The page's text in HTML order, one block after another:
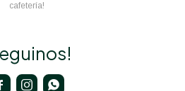
cafetería!
 